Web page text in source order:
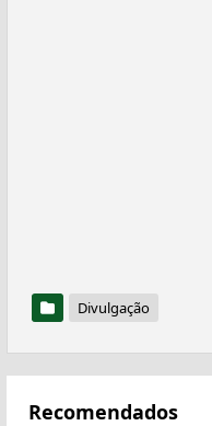
Divulgação
Recomendados